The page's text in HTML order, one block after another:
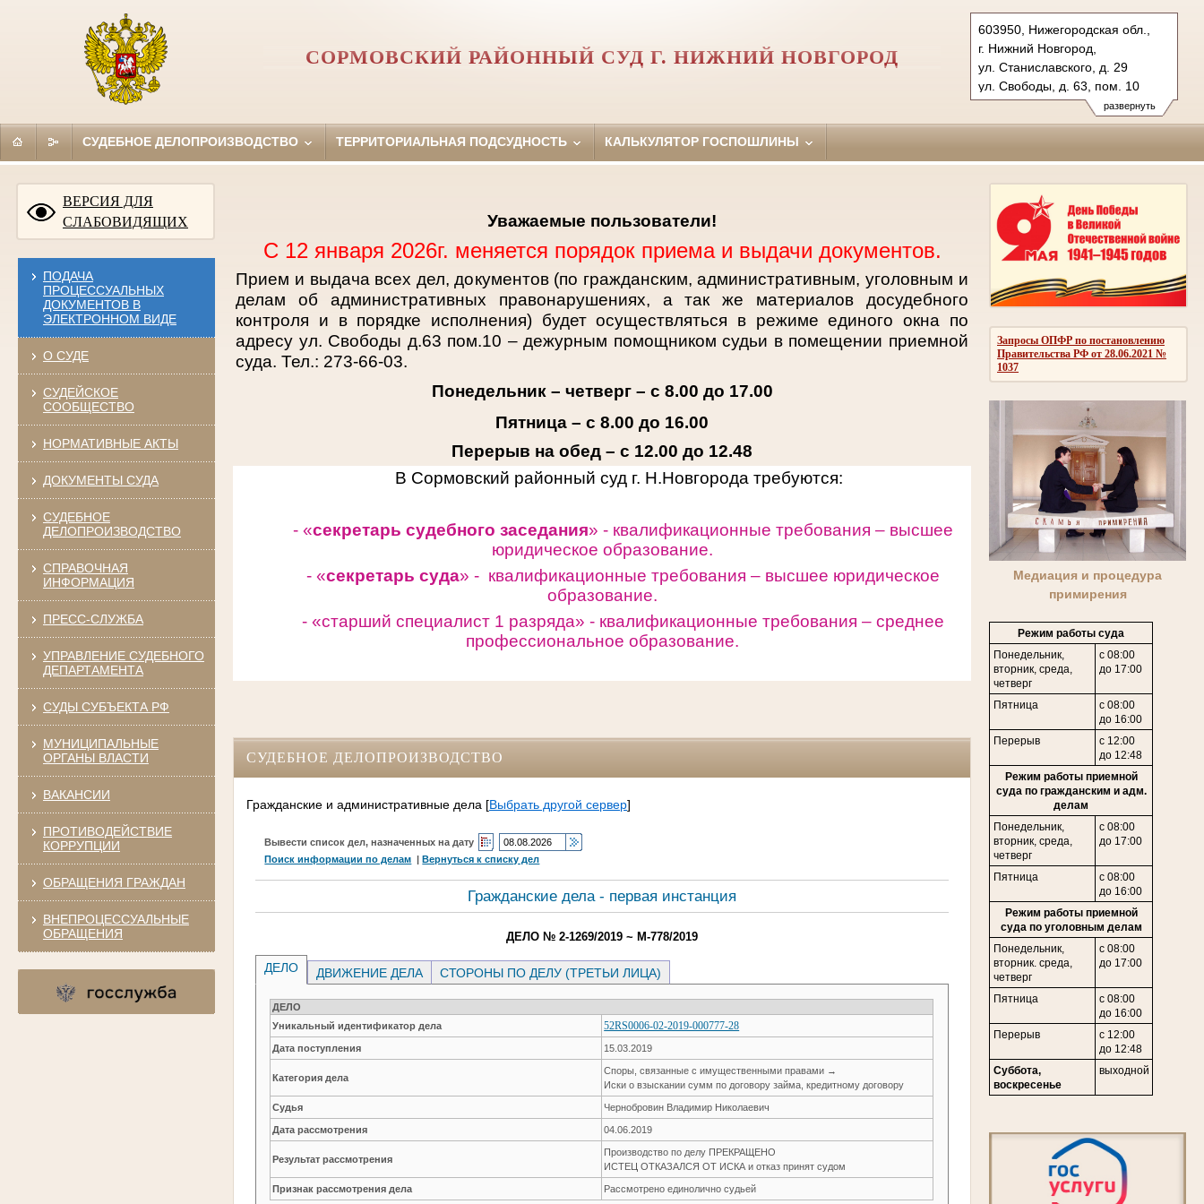
развернуть
603950, Нижегородская обл.,
г. Нижний Новгород,
ул. Станиславского, д. 29
ул. Свободы, д. 63, пом. 10
Тел.: (831) 271-92-30 (уг.), 273-
66-03 (гражд.)
СОРМОВСКИЙ РАЙОННЫЙ СУД Г. НИЖНИЙ НОВГОРОД
СУДЕБНОЕ ДЕЛОПРОИЗВОДСТВО ТЕРРИТОРИАЛЬНАЯ ПОДСУДНОСТЬ КАЛЬКУЛЯТОР ГОСПОШЛИНЫ
ВЕРСИЯ ДЛЯ
СЛАБОВИДЯЩИХ
ПОДАЧА
ПРОЦЕССУАЛЬНЫХ
ДОКУМЕНТОВ В
ЭЛЕКТРОННОМ ВИДЕ
О СУДЕ
СУДЕЙСКОЕ
СООБЩЕСТВО
НОРМАТИВНЫЕ АКТЫ
ДОКУМЕНТЫ СУДА
СУДЕБНОЕ
ДЕЛОПРОИЗВОДСТВО
СПРАВОЧНАЯ
ИНФОРМАЦИЯ
ПРЕСС-СЛУЖБА
УПРАВЛЕНИЕ СУДЕБНОГО
ДЕПАРТАМЕНТА
СУДЫ СУБЪЕКТА РФ
МУНИЦИПАЛЬНЫЕ
ОРГАНЫ ВЛАСТИ
ВАКАНСИИ
ПРОТИВОДЕЙСТВИЕ
КОРРУПЦИИ
ОБРАЩЕНИЯ ГРАЖДАН
ВНЕПРОЦЕССУАЛЬНЫЕ
ОБРАЩЕНИЯ
Запросы ОПФР по постановлению
Правительства РФ от 28.06.2021 №
1037
Медиация и процедура
примирения
Режим работы суда
Понедельник,
вторник, среда,
четверг
с 08:00
до 17:00
Пятница
с 08:00
до 16:00
Перерыв
с 12:00
до 12:48
Режим работы приемной
суда по гражданским и адм.
делам
Понедельник,
вторник, среда,
четверг
с 08:00
до 17:00
Пятница
с 08:00
до 16:00
Режим работы приемной
суда по уголовным делам
Понедельник,
вторник. среда,
четверг
с 08:00
до 17:00
Пятница
с 08:00
до 16:00
Перерыв
с 12:00
до 12:48
Суббота,
воскресенье
выходной
Уважаемые пользователи!
С 12 января 2026г. меняется порядок приема и выдачи документов.
Прием и выдача всех дел, документов (по гражданским, административным, уголовным и
делам об административных правонарушениях, а так же материалов досудебного
контроля и в порядке исполнения) будет осуществляться в режиме единого окна по
адресу ул. Свободы д.63 пом.10 – дежурным помощником судьи в помещении приемной
суда. Тел.: 273-66-03.
Понедельник – четверг – с 8.00 до 17.00
Пятница – с 8.00 до 16.00
Перерыв на обед – с 12.00 до 12.48
В Сормовский районный суд г. Н.Новгорода требуются:
- «секретарь судебного заседания» - квалификационные требования – высшее
юридическое образование.
- «секретарь суда» - квалификационные требования – высшее юридическое
образование.
- «старший специалист 1 разряда» - квалификационные требования – среднее
профессиональное образование.
СУДЕБНОЕ ДЕЛОПРОИЗВОДСТВО
Гражданские и административные дела[Выбрать другой сервер]
Вывести список дел, назначенных на дату
Поиск информации по делам |Вернуться к списку дел
Гражданские дела - первая инстанция
ДЕЛО № 2-1269/2019 ~ М-778/2019
ДЕЛО ДВИЖЕНИЕ ДЕЛА СТОРОНЫ ПО ДЕЛУ (ТРЕТЬИ ЛИЦА)
ДЕЛО
Уникальный идентификатор дела
52RS0006-02-2019-000777-28
Дата поступления 15.03.2019
Категория дела
Споры, связанные с имущественными правами →
Иски о взыскании сумм по договору займа, кредитному договору
Судья Чернобровин Владимир Николаевич
Дата рассмотрения 04.06.2019
Результат рассмотрения
Производство по делу ПРЕКРАЩЕНО
ИСТЕЦ ОТКАЗАЛСЯ ОТ ИСКА и отказ принят судом
Признак рассмотрения дела Рассмотрено единолично судьей